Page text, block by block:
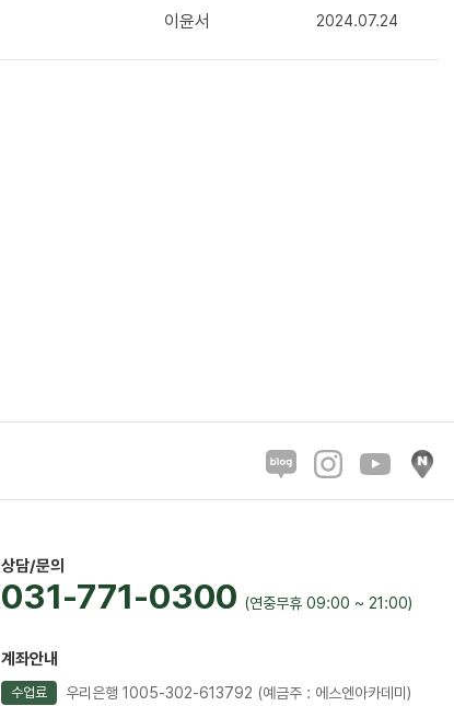
이윤서 2024.07.24
상담/문의
031-771-0300 (연중무휴 09:00 ~ 21:00)
계좌안내
수업료 우리은행 1005-302-613792 (예금주 : 에스엔아카데미)